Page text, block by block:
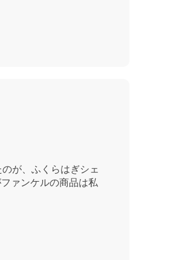
が、ふくらはぎシェ
ァンケルの商品は私